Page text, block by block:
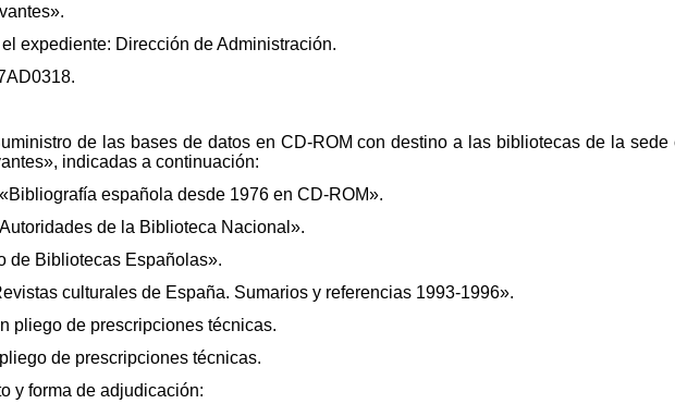
expediente: Dirección de Administración.
de las bases de datos en CD-ROM con destino a las bibliotecas de la sede
indicadas a continuación:
española desde 1976 en CD-ROM».
de la Biblioteca Nacional».
de Bibliotecas Españolas».
culturales de España. Sumarios y referencias 1993-1996».
pliego de prescripciones técnicas.
de prescripciones técnicas.
y forma de adjudicación: